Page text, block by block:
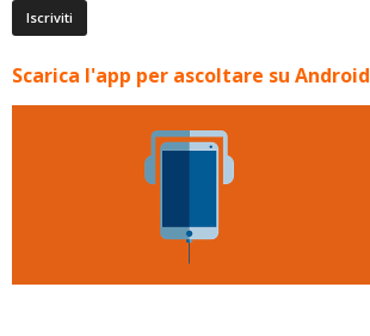
Scarica l'app per ascoltare su Android